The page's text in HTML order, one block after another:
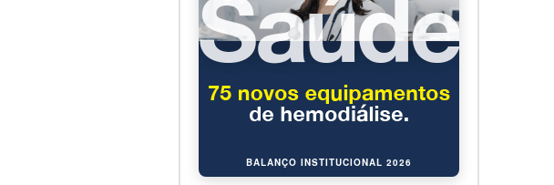
BALANÇO INSTITUCIONAL 2026